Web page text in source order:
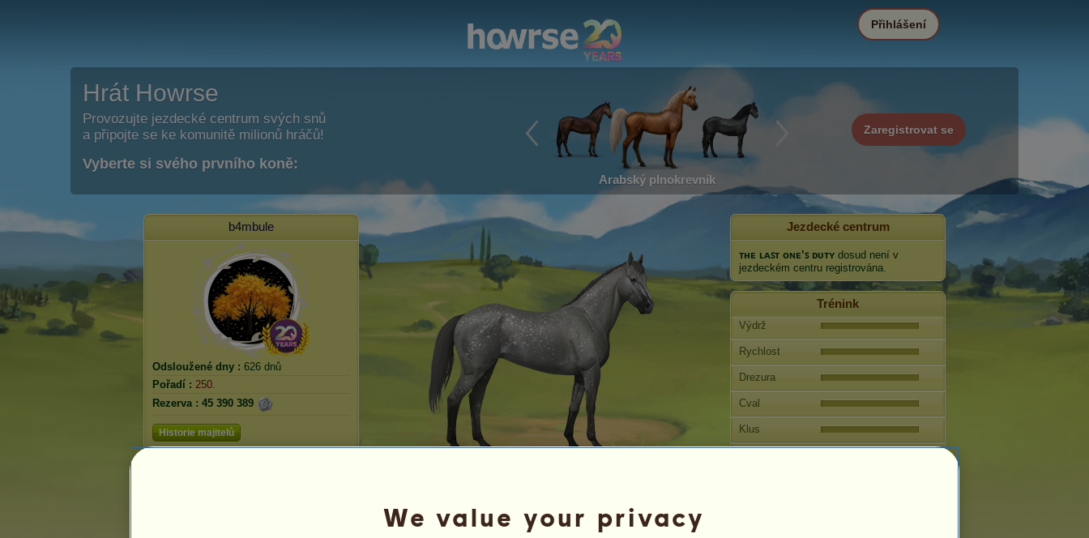
Hrát Howrse
Provozujte jezdecké centrum svých snů
a připojte se ke komunitě milionů hráčů!
Vyberte si svého prvního koně:
Arabský plnokrevník
Zaregistrovat se
Přihlášení
b4mbule
Odsloužené dny : 626 dnů
Pořadí : 250.
Rezerva : 45 390 389
Historie majitelů
ᴛʜᴇ ʟᴀꜱᴛ ᴏɴᴇ’ꜱ ᴅᴜᴛʏ
Jezdecké centrum
ᴛʜᴇ ʟᴀꜱᴛ ᴏɴᴇ’ꜱ ᴅᴜᴛʏ dosud není v
jezdeckém centru registrována.
Trénink
Výdrž
Rychlost
Drezura
Cval
Klus
We value your privacy